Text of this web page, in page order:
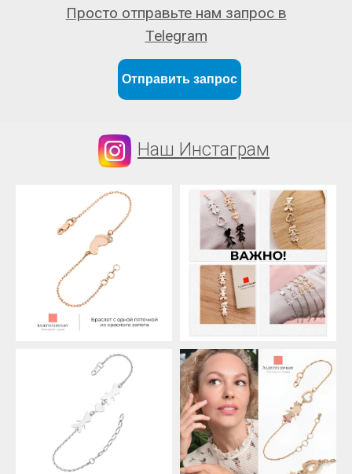
Отправить запрос
Просто отправьте нам запрос в
Telegram
Наш Инстаграм